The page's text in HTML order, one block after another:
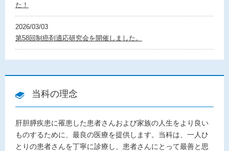
た！
2026/03/03
第58回制癌剤適応研究会を開催しました。
当科の理念
肝胆膵疾患に罹患した患者さんおよび家族の人生をより良い
ものするために、最良の医療を提供します。当科は、一人ひ
とりの患者さんを丁寧に診療し、患者さんにとって最善と思